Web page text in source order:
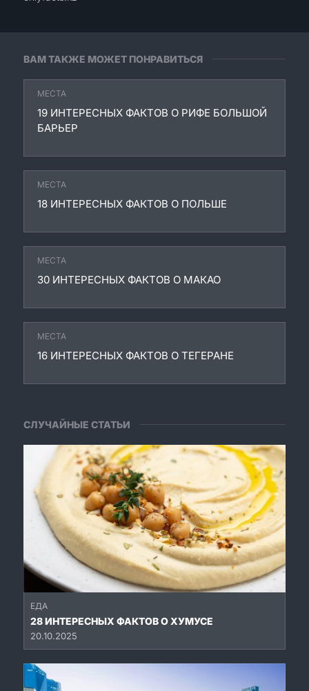
ВАМ ТАКЖЕ МОЖЕТ ПОНРАВИТЬСЯ
МЕСТА
19 ИНТЕРЕСНЫХ ФАКТОВ О РИФЕ БОЛЬШОЙ
БАРЬЕР
МЕСТА
18 ИНТЕРЕСНЫХ ФАКТОВ О ПОЛЬШЕ
МЕСТА
30 ИНТЕРЕСНЫХ ФАКТОВ О МАКАО
МЕСТА
16 ИНТЕРЕСНЫХ ФАКТОВ О ТЕГЕРАНЕ
СЛУЧАЙНЫЕ СТАТЬИ
ЕДА
28 ИНТЕРЕСНЫХ ФАКТОВ О ХУМУСЕ
20.10.2025